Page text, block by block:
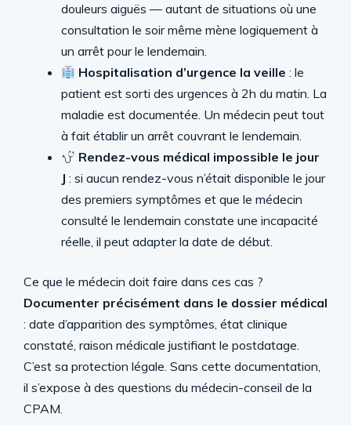
douleurs aiguës — autant de situations où une
consultation le soir même mène logiquement à
un arrêt pour le lendemain.
Hospitalisation d’urgence la veille : le
patient est sorti des urgences à 2h du matin. La
maladie est documentée. Un médecin peut tout
à fait établir un arrêt couvrant le lendemain.
Rendez-vous médical impossible le jour
J : si aucun rendez-vous n’était disponible le jour
des premiers symptômes et que le médecin
consulté le lendemain constate une incapacité
réelle, il peut adapter la date de début.
Ce que le médecin doit faire dans ces cas ?
Documenter précisément dans le dossier médical
: date d’apparition des symptômes, état clinique
constaté, raison médicale justifiant le postdatage.
C’est sa protection légale. Sans cette documentation,
il s’expose à des questions du médecin-conseil de la
CPAM.